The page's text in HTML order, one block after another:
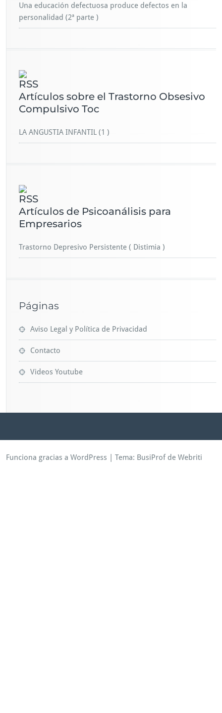
Una educación defectuosa produce defectos en la
personalidad (2ª parte )
Artículos sobre el Trastorno Obsesivo
Compulsivo Toc
LA ANGUSTIA INFANTIL (1 )
Artículos de Psicoanálisis para
Empresarios
Trastorno Depresivo Persistente ( Distimia )
Páginas
Aviso Legal y Política de Privacidad
Contacto
Videos Youtube
Funciona gracias a WordPress | Tema: BusiProf de Webriti